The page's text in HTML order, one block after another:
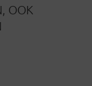
OOK